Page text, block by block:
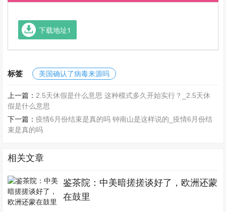
下载地址1
标签 美国确认了病毒来源吗
上一篇： 2.5天休假是什么意思 这种模式多久开始实行？_2.5天休
假是什么意思
下一篇：疫情6月份结束是真的吗 钟南山是这样说的_疫情6月份结
束是真的吗
相关文章
鉴茶院：中美暗搓搓谈好了，欧洲还蒙
在鼓里